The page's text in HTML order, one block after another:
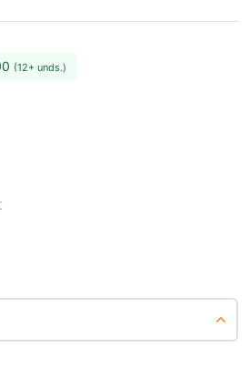
(12+ unds.)